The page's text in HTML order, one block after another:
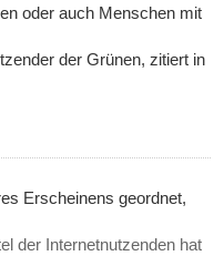
oder auch Menschen mit
der Grünen, zitiert in
Erscheinens geordnet,
der Internetnutzenden hat